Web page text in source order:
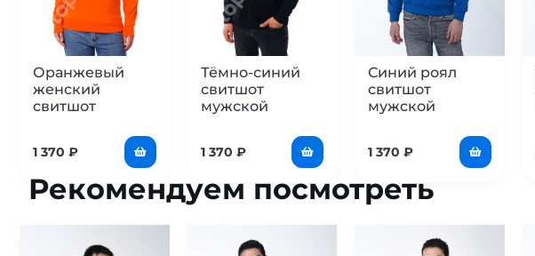
Оранжевый
женский
свитшот
1 370 ₽
Тёмно-синий
свитшот
мужской
1 370 ₽
Синий роял
свитшот
мужской
1 370₽
Рекомендуем посмотреть